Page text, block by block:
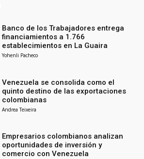
Banco de los Trabajadores entrega
financiamientos a 1.766
establecimientos en La Guaira
Yohenli Pacheco
Venezuela se consolida como el
quinto destino de las exportaciones
colombianas
Andrea Teixeira
Empresarios colombianos analizan
oportunidades de inversión y
comercio con Venezuela